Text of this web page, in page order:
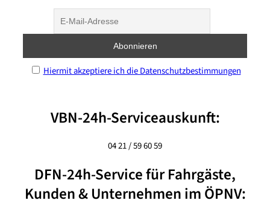
Hiermit akzeptiere ich die Datenschutzbestimmungen
VBN-24h-Serviceauskunft:
04 21 / 59 60 59
DFN-24h-Service für Fahrgäste,
Kunden & Unternehmen im ÖPNV: